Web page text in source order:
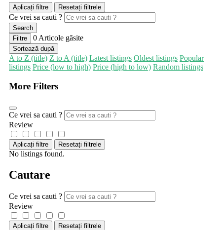
Aplicați filtre Resetați filtrele
Ce vrei sa cauti ?
Search
Filtre
0 Articole găsite
Sortează după
A to Z (title) Z to A (title) Latest listings Oldest listings Popular
listings Price (low to high) Price (high to low) Random listings
More Filters
Ce vrei sa cauti ?
Review
Aplicați filtre Resetați filtrele
No listings found.
Cautare
Ce vrei sa cauti ?
Review
Aplicați filtre Resetați filtrele